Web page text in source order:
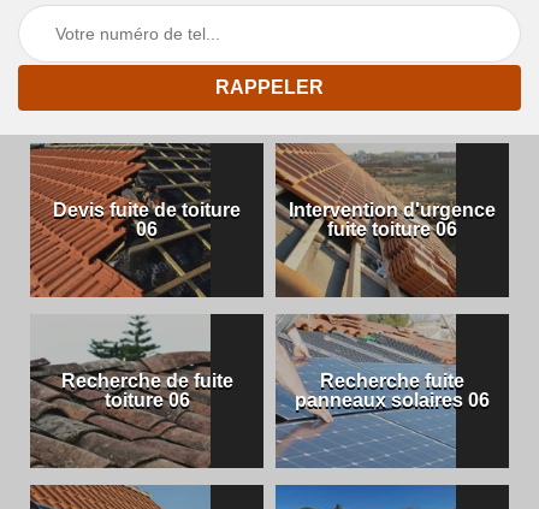
Devis fuite de toiture
06
Intervention d'urgence
fuite toiture 06
Recherche de fuite
toiture 06
Recherche fuite
panneaux solaires 06